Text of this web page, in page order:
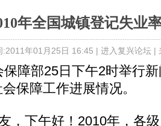
年全国城镇登记失业
:2011年01月25日 16:45 | 进入复兴论坛|
障部25日下午2时举行
保障工作进展情况。
，下午好！2010年，各